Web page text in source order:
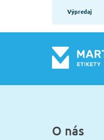
Výpredaj
O nás